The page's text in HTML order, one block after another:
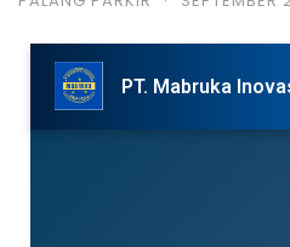
PT. Mabruka